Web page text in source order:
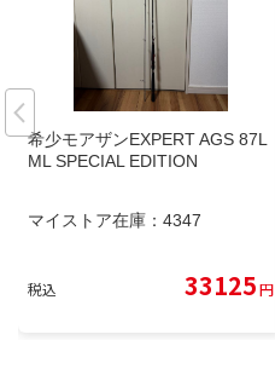
希少モアザンEXPERT AGS 87L
ML SPECIAL EDITION
マイストア在庫： 4347
税込 33125円